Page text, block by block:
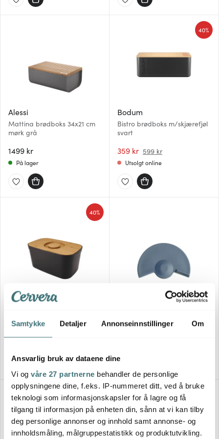
Samtykke Detaljer Annonseinnstillinger Om
Ansvarlig bruk av dataene dine
Vi og våre 27 partnerne behandler de personlige
opplysningene dine, f.eks. IP-nummeret ditt, ved å bruke
teknologi som informasjonskapsler for å lagre og få
tilgang til informasjon på enheten din, sånn at vi kan tilby
deg personlige annonser og innhold samt annonse- og
innholdsmåling, målgruppestatistikk og produktutvikling.
Alessi
Mattina brødboks 34x21 cm
mørk grå
1499 kr
På lager
Bodum
Bistro brødboks m/skjærefjøl
svart
359 kr 599 kr
40%
Utsolgt online
Joseph Joseph
40%
41%